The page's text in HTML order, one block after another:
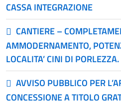
CASSA INTEGRAZIONE
CANTIERE –
AMMODERNAMENTO,
LOCALITA’ CINI DI PORLEZZA.
AVVISO PUBBLICO PER
CONCESSIONE A TITOLO